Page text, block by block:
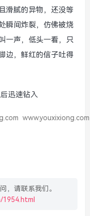
滑腻的异物，还没等
瞬间炸裂，仿佛被烧
一声，低头一看，只
边，鲜红的信子吐得
迅速钻入
www.youxixiong.com
，请联系我们。